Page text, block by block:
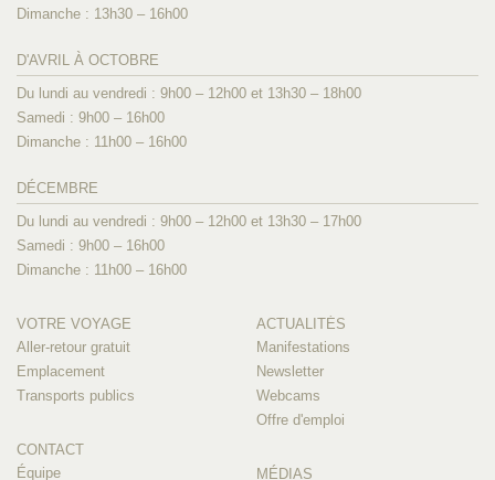
Dimanche : 13h30 – 16h00
D'AVRIL À OCTOBRE
Du lundi au vendredi : 9h00 – 12h00 et 13h30 – 18h00
Samedi : 9h00 – 16h00
Dimanche : 11h00 – 16h00
DÉCEMBRE
Du lundi au vendredi : 9h00 – 12h00 et 13h30 – 17h00
Samedi : 9h00 – 16h00
Dimanche : 11h00 – 16h00
VOTRE VOYAGE
Aller-retour gratuit
Emplacement
Transports publics
CONTACT
Équipe
ACTUALITÉS
Manifestations
Newsletter
Webcams
Offre d'emploi
MÉDIAS